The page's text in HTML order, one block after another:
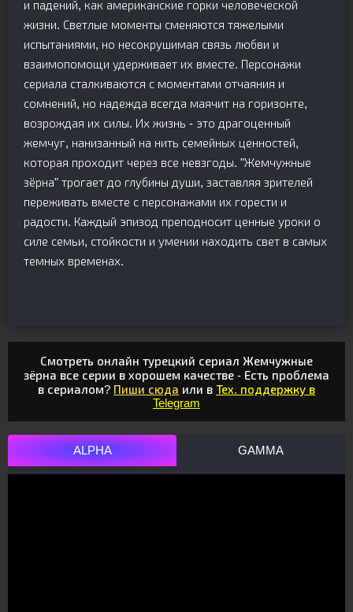
и падений, как американские горки человеческой
жизни. Светлые моменты сменяются тяжелыми
испытаниями, но несокрушимая связь любви и
взаимопомощи удерживает их вместе. Персонажи
сериала сталкиваются с моментами отчаяния и
сомнений, но надежда всегда маячит на горизонте,
возрождая их силы. Их жизнь - это драгоценный
жемчуг, нанизанный на нить семейных ценностей,
которая проходит через все невзгоды. "Жемчужные
зёрна" трогает до глубины души, заставляя зрителей
переживать вместе с персонажами их горести и
радости. Каждый эпизод преподносит ценные уроки о
силе семьи, стойкости и умении находить свет в самых
темных временах.
Смотреть онлайн турецкий сериал Жемчужные
зёрна все серии в хорошем качестве - Есть проблема
в сериалом? Пиши сюда или в Тех. поддержку в
Telegram
ALPHA GAMMA